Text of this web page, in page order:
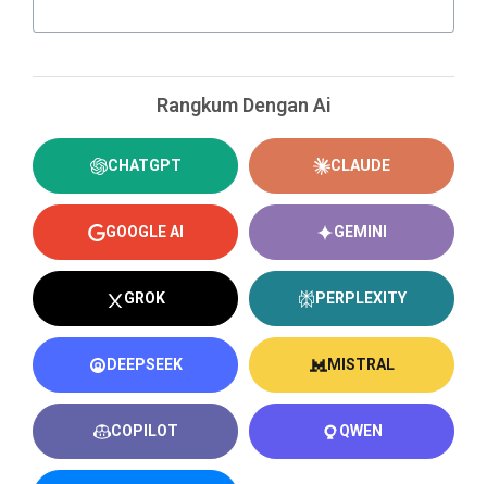
Rangkum Dengan Ai
CHATGPT CLAUDE
GOOGLE AI GEMINI
GROK PERPLEXITY
DEEPSEEK MISTRAL
COPILOT QWEN